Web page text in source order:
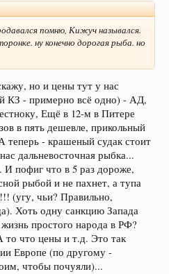
помню, Кижуч назывался.
ну конечно дорогая рыба. но
но и цены тут у нас
КЗ - примерно всё одно) - АД,
Ещё в 12-м в Питере
в пять дешевле, прикольный
теперь - крашеный судак стоит
дальневосточная рыбка...
И пофиг что в 5 раз дороже,
рыбой и не пахнет, а тупа
(угу, чьи? Правильно,
Хоть одну санкцию Запада
простого народа в РФ?
то что цены и т.д. Это так
Европе (по другому -
чтобы почуяли)...